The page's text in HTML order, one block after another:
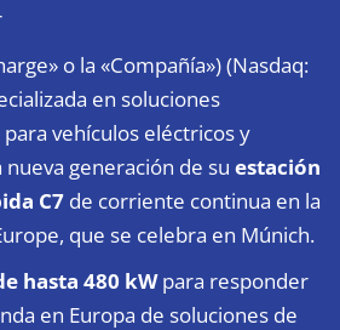
o la «Compañía») (Nasdaq:
en soluciones
vehículos eléctricos y
generación de su estación
C7 de corriente continua en la
que se celebra en Múnich.
hasta 480 kWpara responder
en Europa de soluciones de